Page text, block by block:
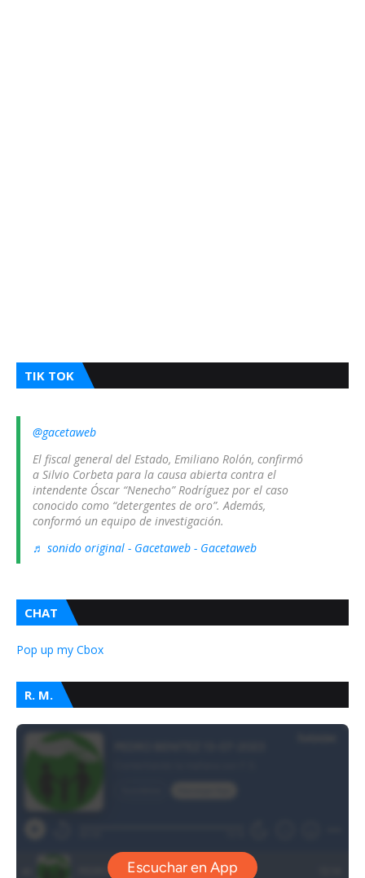
TIK TOK
@gacetaweb
El fiscal general del Estado, Emiliano Rolón, confirmó
a Silvio Corbeta para la causa abierta contra el
intendente Óscar “Nenecho” Rodríguez por el caso
conocido como “detergentes de oro”. Además,
conformó un equipo de investigación.
♬ sonido original - Gacetaweb - Gacetaweb
CHAT
Pop up my Cbox
R. M.